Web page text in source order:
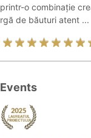
o combinație
de băuturi atent ...